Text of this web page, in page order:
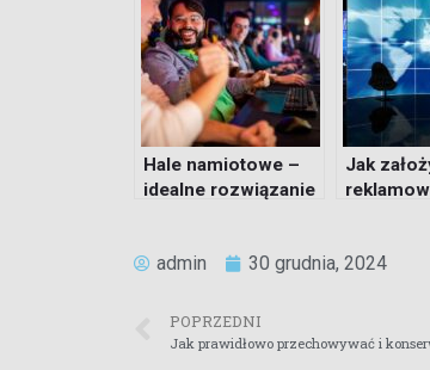
Hale namiotowe –
idealne rozwiązanie
Jak
admin 30 grudnia, 2024
POPRZEDNI
Jak prawidłowo przechowywać i